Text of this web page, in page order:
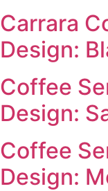
Carrara
Design:
Coffee
Design:
Coffee
Design: